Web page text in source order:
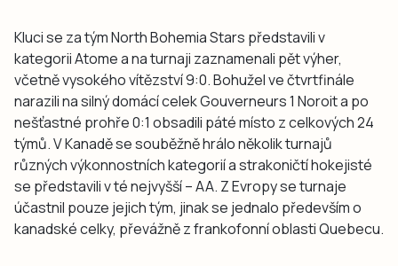
Kluci se za tým North Bohemia Stars představili v
kategorii Atome a na turnaji zaznamenali pět výher,
včetně vysokého vítězství 9:0. Bohužel ve čtvrtfinále
narazili na silný domácí celek Gouverneurs 1 Noroit a po
nešťastné prohře 0:1 obsadili páté místo z celkových 24
týmů. V Kanadě se souběžně hrálo několik turnajů
různých výkonnostních kategorií a strakoničtí hokejisté
se představili v té nejvyšší – AA. Z Evropy se turnaje
účastnil pouze jejich tým, jinak se jednalo především o
kanadské celky, převážně z frankofonní oblasti Quebecu.